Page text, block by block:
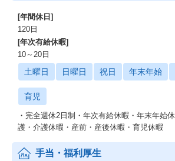
[年間休日]
120日
[年次有給休暇]
10～20日
土曜日 日曜日 祝日 年末年始
育児
・完全週休2日制・年次有給休暇・年末年始
護・介護休暇・産前・産後休暇・育児休暇
手当・福利厚生